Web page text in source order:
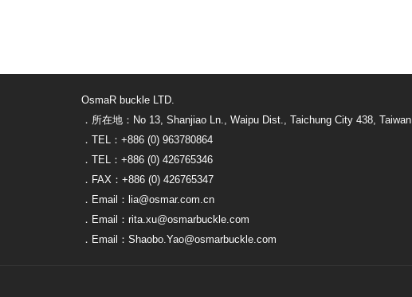
OsmaR buckle LTD.
．所在地：No 13, Shanjiao Ln., Waipu Dist., Taichung City 438, Taiwan
．TEL：+886 (0) 963780864
．TEL：+886 (0) 426765346
．FAX：+886 (0) 426765347
．Email：lia@osmar.com.cn
．Email：rita.xu@osmarbuckle.com
．Email：Shaobo.Yao@osmarbuckle.com